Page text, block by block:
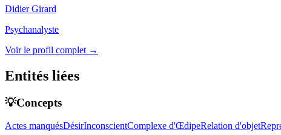
Didier Girard
Psychanalyste
Voir le profil complet →
Entités liées
💡Concepts
Actes manquésDésirInconscientComplexe d'ŒdipeRelation d'objet